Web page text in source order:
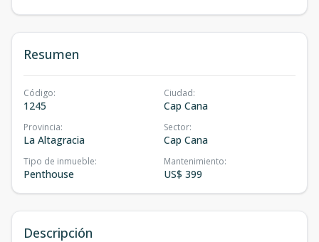
Resumen
Código:
1245
Ciudad:
Cap Cana
Provincia:
La Altagracia
Sector:
Cap Cana
Tipo de inmueble:
Penthouse
Mantenimiento:
US$ 399
Descripción